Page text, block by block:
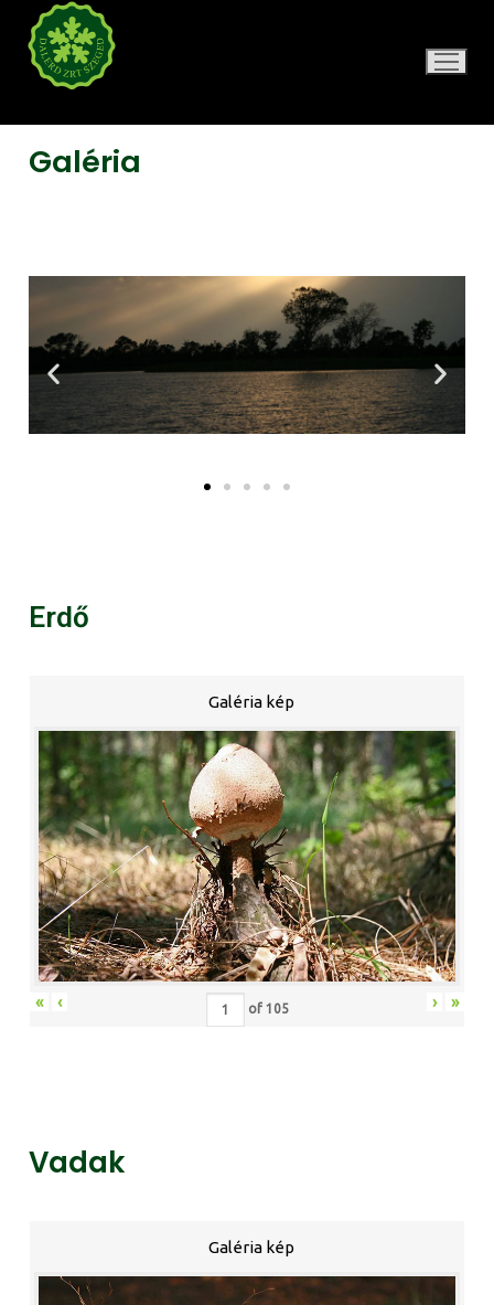
Galéria
Erdő
Galéria kép
« ‹ of 105 › »
Vadak
Galéria kép